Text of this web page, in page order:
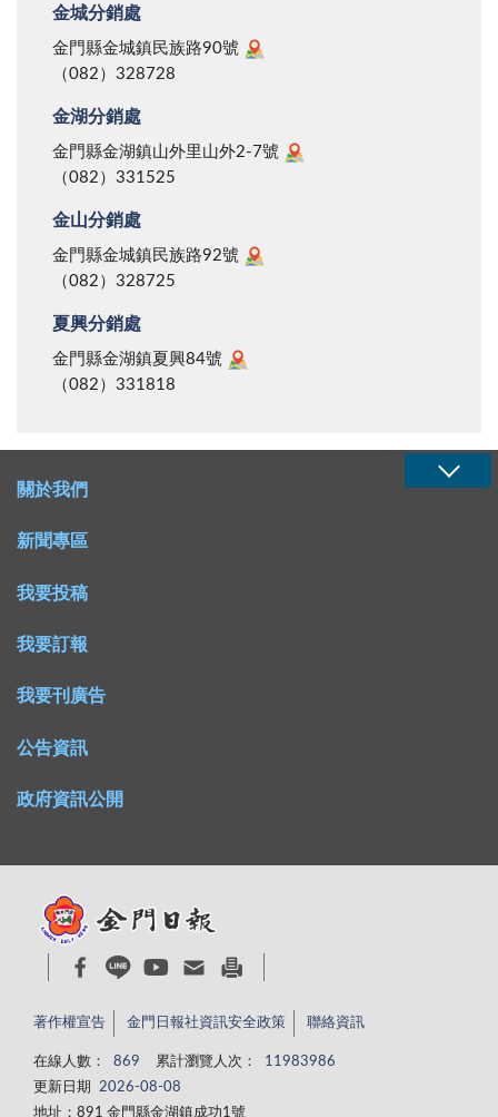
金城分銷處
金門縣金城鎮民族路90號
（082）328728
金湖分銷處
金門縣金湖鎮山外里山外2-7號
（082）331525
金山分銷處
金門縣金城鎮民族路92號
（082）328725
夏興分銷處
金門縣金湖鎮夏興84號
（082）331818
關於我們
新聞專區
我要投稿
我要訂報
我要刊廣告
公告資訊
政府資訊公開
著作權宣告 金門日報社資訊安全政策 聯絡資訊
在線人數： 869 累計瀏覽人次：
11983986
更新日期
2026-08-08
地址：891 金門縣金湖鎮成功1號